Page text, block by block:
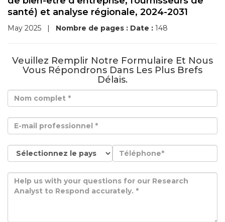
santé) et analyse régionale, 2024-2031
May 2025 | Nombre de pages : Date : 148
Veuillez Remplir Notre Formulaire Et Nous
Vous Répondrons Dans Les Plus Brefs
Délais.